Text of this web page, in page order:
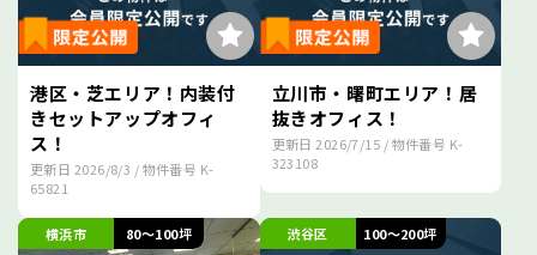
港区・芝エリア！内装付
きセットアップオフィ
ス！
更新日 2026/8/3 / 物件番号 K-
65821
立川市・曙町エリア！居
抜きオフィス！
更新日2026/7/15 / 物件番号 K-
323108
横浜市 80～100坪 渋谷区 100～200坪